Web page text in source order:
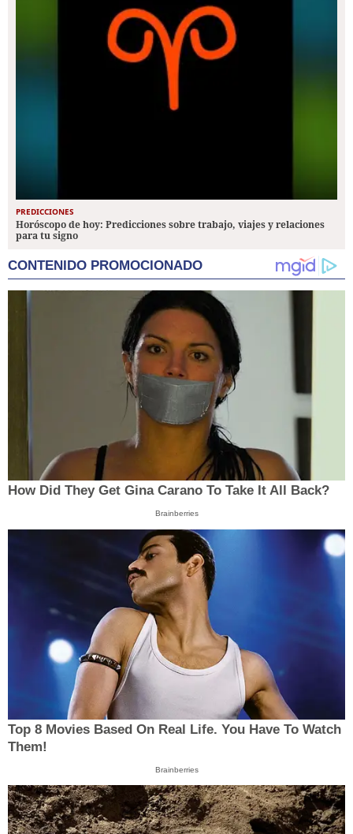
PREDICCIONES
Horóscopo de hoy: Predicciones sobre trabajo, viajes y relaciones
para tu signo
CONTENIDO PROMOCIONADO
How Did They Get Gina Carano To Take It All Back?
Brainberries
Top 8 Movies Based On Real Life. You Have To Watch
Them!
Brainberries